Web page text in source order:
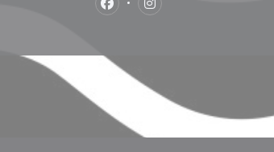
Facebook ((apre una nuova
Instagram ((apre